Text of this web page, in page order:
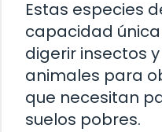
Estas especies
capacidad
digerir insectos
animales para
que necesitan
suelos pobres.